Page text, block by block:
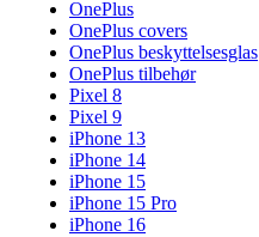
OnePlus
OnePlus covers
OnePlus beskyttelsesglas
OnePlus tilbehør
Pixel 8
Pixel 9
iPhone 13
iPhone 14
iPhone 15
iPhone 15 Pro
iPhone 16